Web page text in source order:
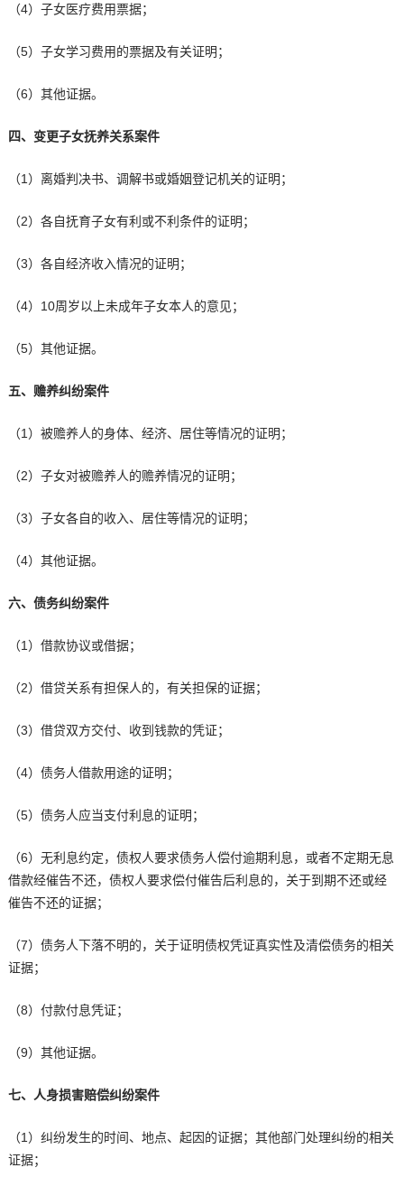
（4）子女医疗费用票据；
（5）子女学习费用的票据及有关证明；
（6）其他证据。
四、变更子女抚养关系案件
（1）离婚判决书、调解书或婚姻登记机关的证明；
（2）各自抚育子女有利或不利条件的证明；
（3）各自经济收入情况的证明；
（4）10周岁以上未成年子女本人的意见；
（5）其他证据。
五、赡养纠纷案件
（1）被赡养人的身体、经济、居住等情况的证明；
（2）子女对被赡养人的赡养情况的证明；
（3）子女各自的收入、居住等情况的证明；
（4）其他证据。
六、债务纠纷案件
（1）借款协议或借据；
（2）借贷关系有担保人的，有关担保的证据；
（3）借贷双方交付、收到钱款的凭证；
（4）债务人借款用途的证明；
（5）债务人应当支付利息的证明；
（6）无利息约定，债权人要求债务人偿付逾期利息，或者不定期无息
借款经催告不还，债权人要求偿付催告后利息的，关于到期不还或经
催告不还的证据；
（7）债务人下落不明的，关于证明债权凭证真实性及清偿债务的相关
证据；
（8）付款付息凭证；
（9）其他证据。
七、人身损害赔偿纠纷案件
（1）纠纷发生的时间、地点、起因的证据；其他部门处理纠纷的相关
证据；